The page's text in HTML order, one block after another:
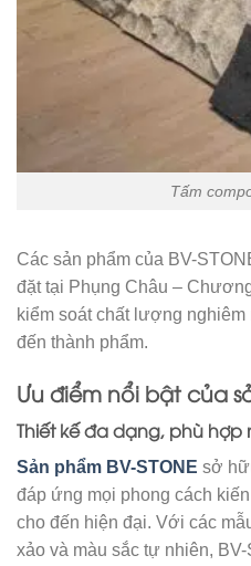
Tấm
Các sản phẩm của BV-
đặt tại Phụng Châu –
kiểm soát chất lượng
đến thành phẩm.
Ưu điểm nổi bật của
Thiết kế đa dạng, phù
Sản phẩm BV-STONE sở
đáp ứng mọi phong cách
cho đến hiện đại. Với các
xảo và màu sắc tự nhiên,